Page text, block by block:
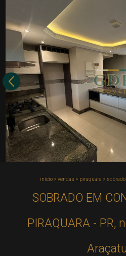
início > vendas > piraquara >
SOBRADO EM
PIRAQUARA - PR,